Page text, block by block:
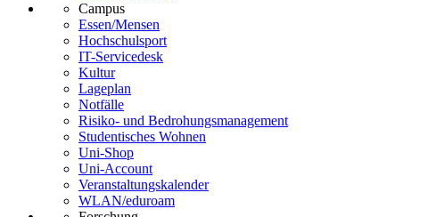
Campus
Essen/Mensen
Hochschulsport
IT-Servicedesk
Kultur
Lageplan
Notfälle
Risiko- und Bedrohungsmanagement
Studentisches Wohnen
Uni-Shop
Uni-Account
Veranstaltungskalender
WLAN/eduroam